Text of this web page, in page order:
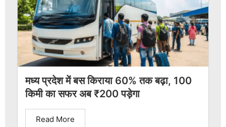
मध्य प्रदेश में बस किराया 60% तक बढ़ा, 100
किमी का सफर अब ₹200 पड़ेगा
Read More